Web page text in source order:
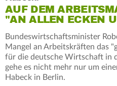
AUF DEM
"AN ALLEN ECKEN
Bundeswirtschaftsminister
Mangel an Arbeitskräften das
für die deutsche Wirtschaft in
gehe es nicht mehr nur um
Habeck in Berlin.